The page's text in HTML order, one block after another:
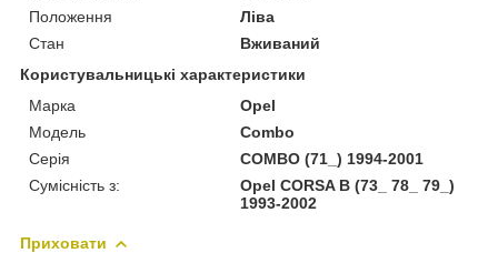
Положення
Ліва
Стан
Вживаний
Користувальницькі характеристики
Марка
Opel
Модель
Combo
Серія
COMBO (71_) 1994-2001
Сумісність з:
Opel CORSA B (73_ 78_ 79_)
1993-2002
Приховати